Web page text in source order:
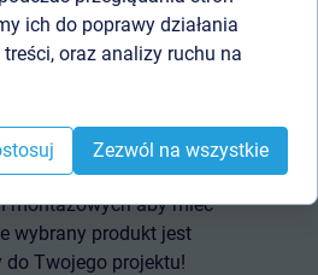
o produktach,
i zasadach
o foliach oraz taśmach
montażowych aby mieć
wybrany produkt jest
do Twojego projektu!
ich do poprawy działania
oraz analizy ruchu na
Zezwól na wszystkie